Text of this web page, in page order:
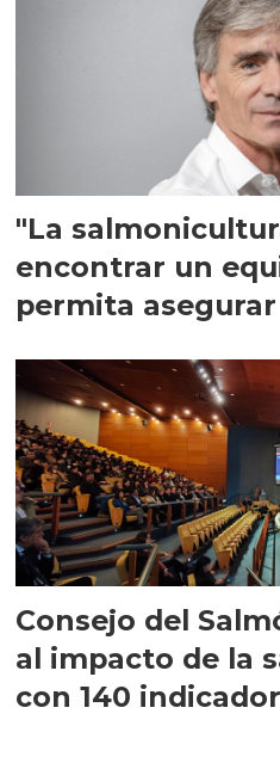
"La
encontrar un
permita asegurar
Consejo del
al impacto de la
con 140